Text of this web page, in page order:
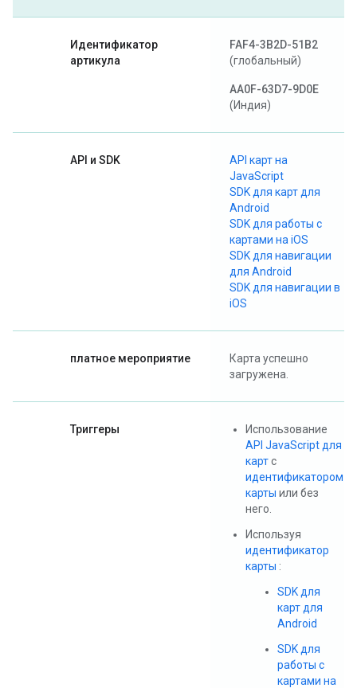
Идентификатор
артикула
FAF4-3B2D-51B2
(глобальный)
AA0F-63D7-9D0E
(Индия)
API и SDK
API карт на
JavaScript
SDK для карт для
Android
SDK для работы с
картами на iOS
SDK для навигации
для Android
SDK для навигации в
iOS
платное мероприятие
Карта успешно
загружена.
Триггеры
Использование
API JavaScript для
картс
идентификатором
карты или без
него.
Используя
идентификатор
карты :
SDK для
карт для
Android
SDK для
работы с
картами на